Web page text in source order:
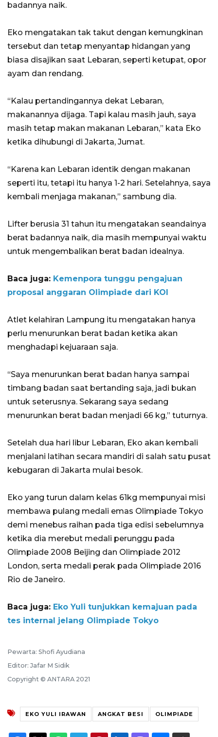
badannya naik.
Eko mengatakan tak takut dengan kemungkinan
tersebut dan tetap menyantap hidangan yang
biasa disajikan saat Lebaran, seperti ketupat, opor
ayam dan rendang.
“Kalau pertandingannya dekat Lebaran,
makanannya dijaga. Tapi kalau masih jauh, saya
masih tetap makan makanan Lebaran,” kata Eko
ketika dihubungi di Jakarta, Jumat.
“Karena kan Lebaran identik dengan makanan
seperti itu, tetapi itu hanya 1-2 hari. Setelahnya, saya
kembali menjaga makanan,” sambung dia.
Lifter berusia 31 tahun itu mengatakan seandainya
berat badannya naik, dia masih mempunyai waktu
untuk mengembalikan berat badan idealnya.
Baca juga: Kemenpora tunggu pengajuan
proposal anggaran Olimpiade dari KOI
Atlet kelahiran Lampung itu mengatakan hanya
perlu menurunkan berat badan ketika akan
menghadapi kejuaraan saja.
“Saya menurunkan berat badan hanya sampai
timbang badan saat bertanding saja, jadi bukan
untuk seterusnya. Sekarang saya sedang
menurunkan berat badan menjadi 66 kg,” tuturnya.
Setelah dua hari libur Lebaran, Eko akan kembali
menjalani latihan secara mandiri di salah satu pusat
kebugaran di Jakarta mulai besok.
Eko yang turun dalam kelas 61kg mempunyai misi
membawa pulang medali emas Olimpiade Tokyo
demi menebus raihan pada tiga edisi sebelumnya
ketika dia merebut medali perunggu pada
Olimpiade 2008 Beijing dan Olimpiade 2012
London, serta medali perak pada Olimpiade 2016
Rio de Janeiro.
Baca juga: Eko Yuli tunjukkan kemajuan pada
tes internal jelang Olimpiade Tokyo
Pewarta: Shofi Ayudiana
Editor: Jafar M Sidik
Copyright © ANTARA 2021
EKO YULI IRAWAN ANGKAT BESI OLIMPIADE